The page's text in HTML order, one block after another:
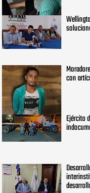
con
Ejército